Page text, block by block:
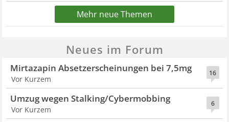
Mehr neue Themen
Neues im Forum
16
Mirtazapin Absetzerscheinungen bei 7,5mg
Vor Kurzem
6
Umzug wegen Stalking/Cybermobbing
Vor Kurzem